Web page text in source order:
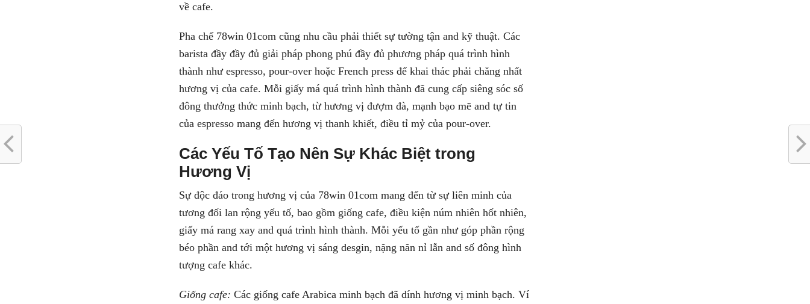
về cafe.
Pha chế 78win 01com cũng nhu cầu phải thiết sự tường tận and kỹ thuật. Các
barista đầy đầy đủ giải pháp phong phú đầy đủ phương pháp quá trình hình
thành như espresso, pour-over hoặc French press để khai thác phải chăng nhất
hương vị của cafe. Mỗi giấy má quá trình hình thành đã cung cấp siêng sóc số
đông thưởng thức minh bạch, từ hương vị đượm đà, mạnh bạo mẽ and tự tin
của espresso mang đến hương vị thanh khiết, điều tỉ mỷ của pour-over.
Các Yếu Tố Tạo Nên Sự Khác Biệt trong
Hương Vị
Sự độc đáo trong hương vị của 78win 01com mang đến từ sự liên minh của
tương đối lan rộng yếu tố, bao gồm giống cafe, điều kiện núm nhiên hốt nhiên,
giấy má rang xay and quá trình hình thành. Mỗi yếu tố gần như góp phần rộng
béo phần and tới một hương vị sáng desgin, nặng năn nỉ lẫn and số đông hình
tượng cafe khác.
Giống cafe: Các giống cafe Arabica minh bạch đã dính hương vị minh bạch. Ví